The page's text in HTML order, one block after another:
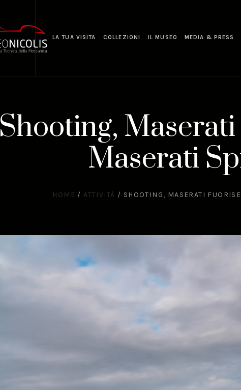
LA TUA VISITA COLLEZIONI IL MUSEO MEDIA & PRESS
Shooting,
Maserati
HOME / ATTIVITÀ / SHOOTING, MASERATI